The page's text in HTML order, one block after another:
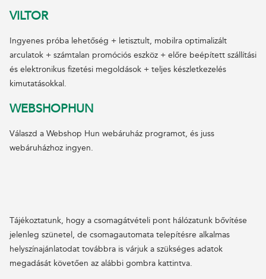
VILTOR
Ingyenes próba lehetőség + letisztult, mobilra optimalizált
arculatok + számtalan promóciós eszköz + előre beépített szállítási
és elektronikus fizetési megoldások + teljes készletkezelés
kimutatásokkal.
WEBSHOPHUN
Válaszd a Webshop Hun webáruház programot, és juss
webáruházhoz ingyen.
Tájékoztatunk, hogy a csomagátvételi pont hálózatunk bővítése
jelenleg szünetel, de csomagautomata telepítésre alkalmas
helyszínajánlatodat továbbra is várjuk a szükséges adatok
megadását követően az alábbi gombra kattintva.